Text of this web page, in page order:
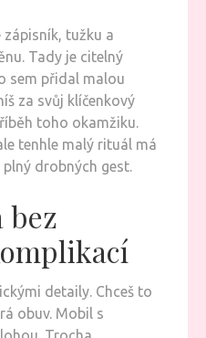
zápisník, tužku a
Tady je citelný
sem přidal malou
za svůj klíčenkový
toho okamžiku.
tenhle malý rituál má
drobných gest.
bez
detaily. Chceš to
obuv. Mobil s